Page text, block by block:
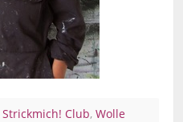
Strickmich! Club, Wolle